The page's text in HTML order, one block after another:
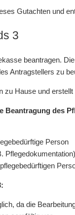
Gutachten und
3
beantragen.
Antragstellers zu
zu Hause und
Beantragung des
Person
Pflegedokumentation)
da die